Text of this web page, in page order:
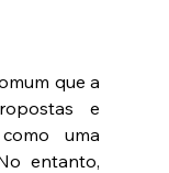
que a
e
uma
entanto,